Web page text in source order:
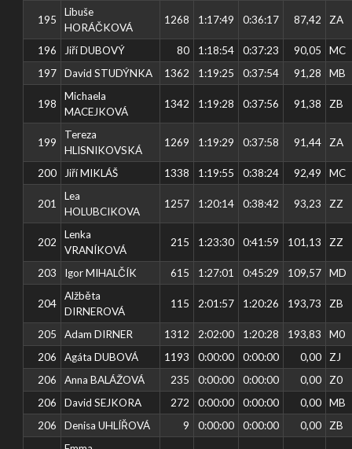
195
Libuše
HORÁČKOVÁ
1268 1:17:49 0:36:17 87,42 ZA
196 Jiří DUBOVÝ 80 1:18:54 0:37:23 90,05
MC
197
David STUDÝNKA 1362 1:19:25 0:37:54 91,28 MB
198
Michaela
MACEJKOVÁ
1342 1:19:28 0:37:56 91,38 ZB
199
Tereza
HLISNIKOVSKÁ
1269 1:19:29 0:37:58 91,44 ZA
200 Jiří MIKLÁŠ 1338 1:19:55 0:38:24 92,49 MC
201
Lea
HOLUBCIKOVA
1257 1:20:14 0:38:42 93,23 ZZ
202
Lenka
VRANÍKOVÁ
215 1:23:30 0:41:59 101,13 ZZ
203 Igor MIHALČÍK 615 1:27:01 0:45:29 109,57 MD
204
Alžběta
DIRNEROVÁ
115 2:01:57 1:20:26 193,73 ZB
205 Adam DIRNER 1312 2:02:00 1:20:28 193,83
M0
206
Agáta DUBOVÁ 1193 0:00:00 0:00:00 0,00
ZJ
206
Anna BALÁŽOVÁ 235 0:00:00 0:00:00 0,00
Z0
206
David SEJKORA 272 0:00:00 0:00:00 0,00
MB
206
Denisa UHLÍŘOVÁ 9 0:00:00 0:00:00 0,00 ZB